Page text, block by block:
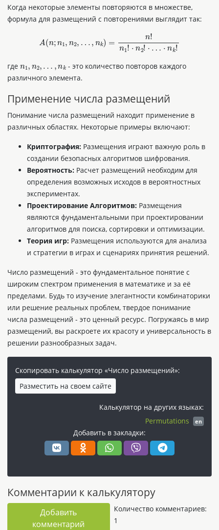
Когда некоторые элементы повторяются в множестве,
формула для размещений с повторениями выглядит так:
A(n;n1 n 2,…,n k)= n1! n2!⋅ … ⋅ n k
где
- это количество повторов каждого
различного элемента.
Применение числа размещений
Понимание числа размещений находит применение в
различных областях. Некоторые примеры включают:
Криптография: Размещения играют важную роль в
создании безопасных алгоритмов шифрования.
Вероятность: Расчет размещений необходим для
определения возможных исходов в вероятностных
экспериментах.
Проектирование Алгоритмов: Размещения
являются фундаментальными при проектировании
алгоритмов для поиска, сортировки и оптимизации.
Теория игр: Размещения используются для анализа
и стратегии в играх и сценариях принятия решений.
Число размещений - это фундаментальное понятие с
широким спектром применения в математике и за её
пределами. Будь то изучение элегантности комбинаторики
или решение реальных проблем, твердое понимание
числа размещений - это ценный ресурс. Погружаясь в мир
размещений, вы раскроете их красоту и универсальность в
решении разнообразных задач.
Скопировать калькулятор «Число размещений»:
Разместить на своем сайте
Калькулятор на других языках:
Permutations
en
Добавить в закладки:
Комментарии к калькулятору
Добавить
комментарий
Количество комментариев:
1